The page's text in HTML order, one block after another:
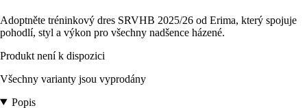
Adoptněte tréninkový dres SRVHB 2025/26 od Erima, který spojuje
pohodlí, styl a výkon pro všechny nadšence házené.
Produkt není k dispozici
Všechny varianty jsou vyprodány
Popis